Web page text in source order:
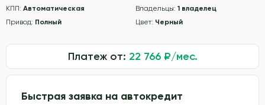
КПП: Автоматическая Владельцы: 1 владелец
Привод: Полный Цвет: Черный
Платеж от: 22 766₽/мес.
Быстрая заявка на автокредит